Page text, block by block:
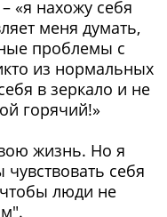
«я нахожу себя
меня думать,
проблемы с
из нормальных
в зеркало и не
горячий!»
жизнь. Но я
чувствовать себя
люди не